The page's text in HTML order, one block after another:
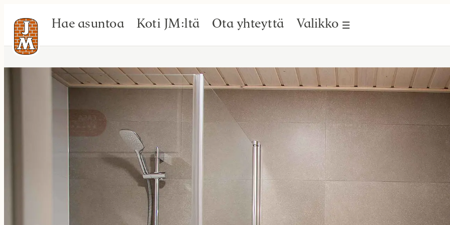
Hae asuntoa Koti JM:ltä Ota yhteyttä Valikko